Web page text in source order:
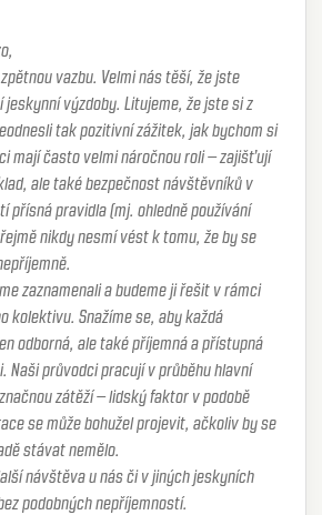
vazbu. Velmi nás těší, že jste
jeskynní výzdoby. Litujeme, že jste si z
tak pozitivní zážitek, jak bychom si
mají často velmi náročnou roli – zajišťují
ale také bezpečnost návštěvníků v
přísná pravidla (mj. ohledně používání
nikdy nesmí vést k tomu, že by se
zaznamenali a budeme ji řešit v rámci
kolektivu. Snažíme se, aby každá
odborná, ale také příjemná a přístupná
Naši průvodci pracují v průběhu hlavní
zátěží – lidský faktor v podobě
se může bohužel projevit, ačkoliv by se
stávat nemělo.
návštěva u nás či v jiných jeskyních
podobných nepříjemností.